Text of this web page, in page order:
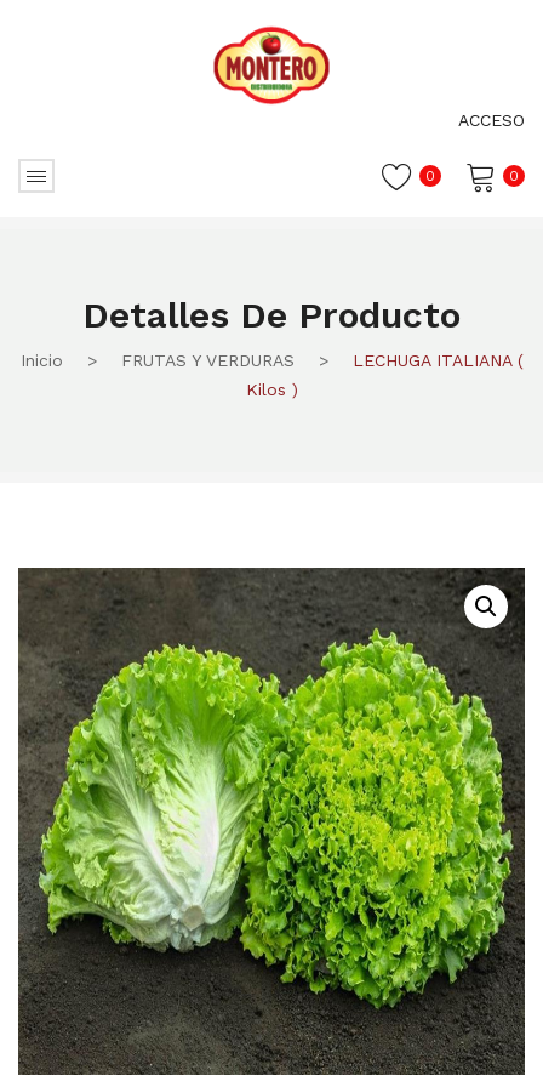
ACCESO
0
0
Detalles De Producto
Inicio > FRUTAS Y VERDURAS >
LECHUGA ITALIANA (
Kilos )